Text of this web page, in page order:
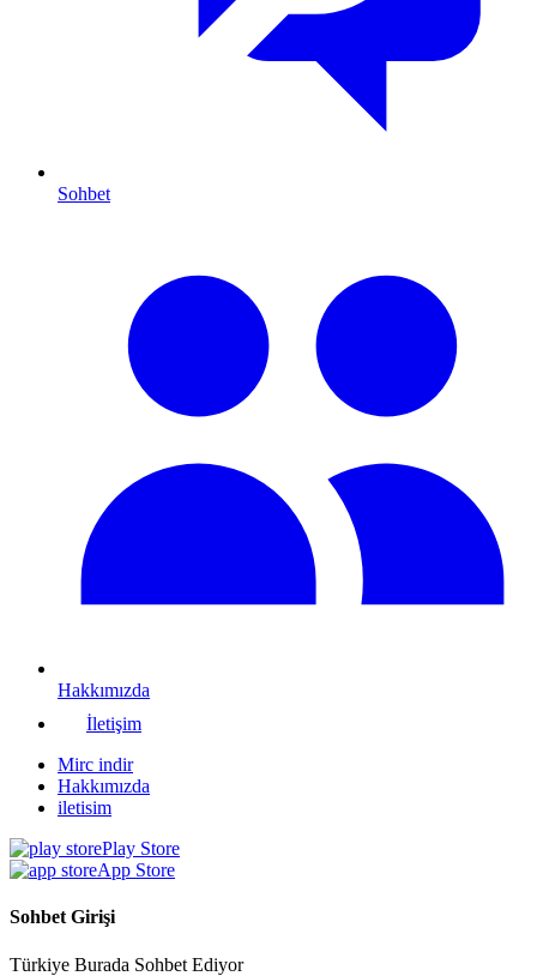
Sohbet
Hakkımızda
İletişim
Mirc indir
Hakkımızda
iletisim
Play Store
App Store
Sohbet Girişi
Türkiye Burada Sohbet Ediyor